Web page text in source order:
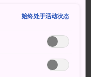
Corbusier）設計
藝術收藏
Auguste Rodin）
始终处于活动状态